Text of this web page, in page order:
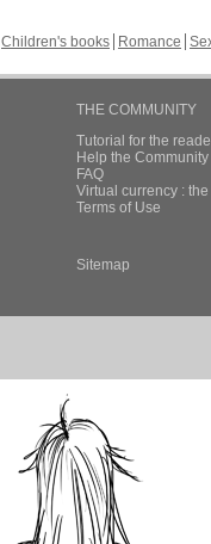
Children's books Romance
THE COMMUNITY
Tutorial for the
Help the
FAQ
Virtual currency :
Terms of Use
Sitemap